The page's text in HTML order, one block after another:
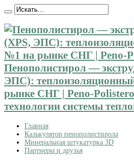
Пенополистирол —
ЭПС):
рынке СНГ | Peno-
технологии системы
Главная
Калькулятор пенополистирола
Минеральная штукатурка 3D
Партнеры и друзья